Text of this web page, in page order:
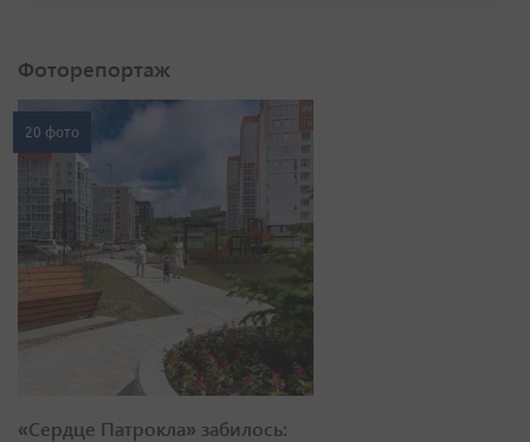
Фоторепортаж
20 фото
«Сердце Патрокла» забилось: